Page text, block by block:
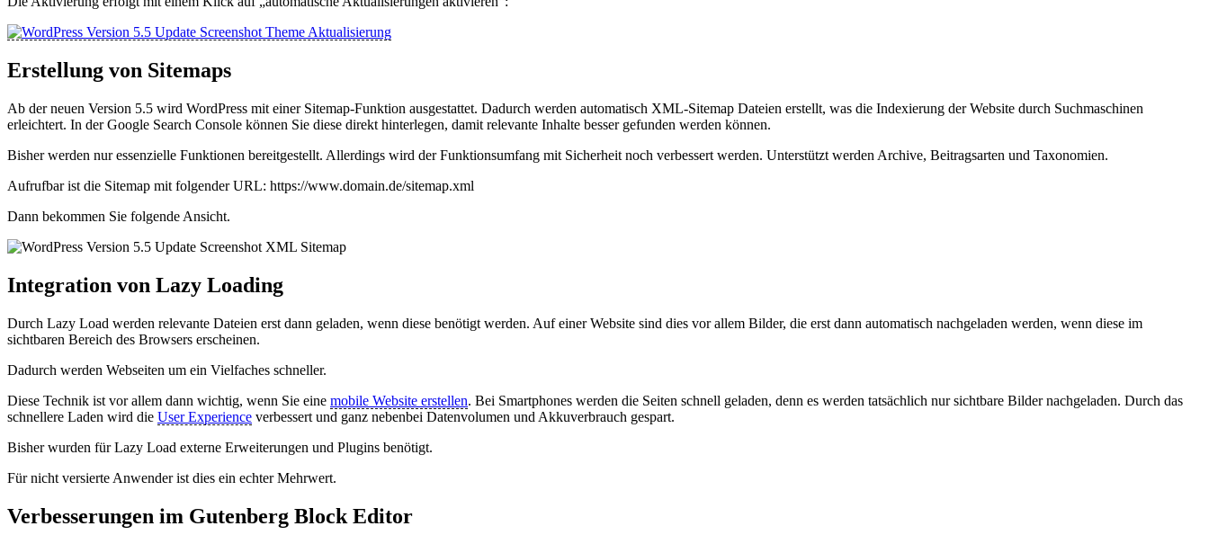
Erstellung von Sitemaps
Ab der neuen Version 5.5 wird WordPress mit einer Sitemap-Funktion ausgestattet. Dadurch werden automatisch XML-Sitemap Dateien erstellt, was die Indexierung der Website durch Suchmaschinen
erleichtert. In der Google Search Console können Sie diese direkt hinterlegen, damit relevante Inhalte besser gefunden werden können.
Bisher werden nur essenzielle Funktionen bereitgestellt. Allerdings wird der Funktionsumfang mit Sicherheit noch verbessert werden. Unterstützt werden Archive, Beitragsarten und Taxonomien.
Aufrufbar ist die Sitemap mit folgender URL: https://www.domain.de/sitemap.xml
Dann bekommen Sie folgende Ansicht.
Integration von Lazy Loading
Durch Lazy Load werden relevante Dateien erst dann geladen, wenn diese benötigt werden. Auf einer Website sind dies vor allem Bilder, die erst dann automatisch nachgeladen werden, wenn diese im
sichtbaren Bereich des Browsers erscheinen.
Dadurch werden Webseiten um ein Vielfaches schneller.
Diese Technik ist vor allem dann wichtig, wenn Sie eine mobile Website erstellen. Bei Smartphones werden die Seiten schnell geladen, denn es werden tatsächlich nur sichtbare Bilder nachgeladen. Durch das
schnellere Laden wird die User Experience verbessert und ganz nebenbei Datenvolumen und Akkuverbrauch gespart.
Bisher wurden für Lazy Load externe Erweiterungen und Plugins benötigt.
Für nicht versierte Anwender ist dies ein echter Mehrwert.
Verbesserungen im Gutenberg Block Editor